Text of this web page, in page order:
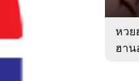
นิยาย
หวย
ฮา